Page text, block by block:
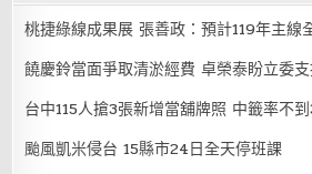
桃捷綠線成果展 張善政：預計119年主線
饒慶鈴當面爭取清淤經費 卓榮泰盼立委
台中115人搶3張新增當舖牌照 中籤率不到
颱風凱米侵台 15縣市24日全天停班課